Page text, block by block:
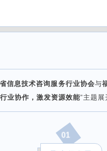
信息技术咨询服务行业协会与
业协作，激发资源效能”主题
01